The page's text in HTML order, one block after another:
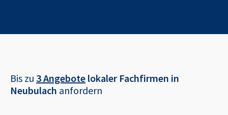
Bis zu 3 Angebote lokaler Fachfirmen in
Neubulach anfordern